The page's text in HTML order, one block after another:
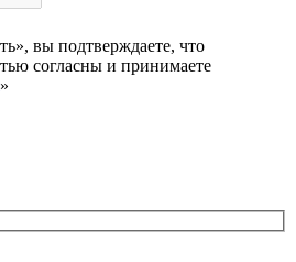
вы подтверждаете, что
согласны и принимаете
»